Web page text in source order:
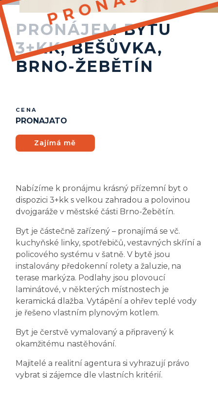
PRONÁJEM BYTU
3+KK, BEŠŮVKA,
BRNO-ŽEBĚTÍN
CENA
PRONAJATO
Zajímá mě
Nabízíme k pronájmu krásný přízemní byt o
dispozici 3+kk s velkou zahradou a polovinou
dvojgaráže v městské části Brno-Žebětín.
Byt je částečně zařízený – pronajímá se vč.
kuchyňské linky, spotřebičů, vestavných skříní a
policového systému v šatně. V bytě jsou
instalovány předokenní rolety a žaluzie, na
terase markýza. Podlahy jsou plovoucí
laminátové, v některých místnostech je
keramická dlažba. Vytápění a ohřev teplé vody
je řešeno vlastním plynovým kotlem.
Byt je čerstvě vymalovaný a připravený k
okamžitému nastěhování.
Majitelé a realitní agentura si vyhrazují právo
vybrat si zájemce dle vlastních kritérií.